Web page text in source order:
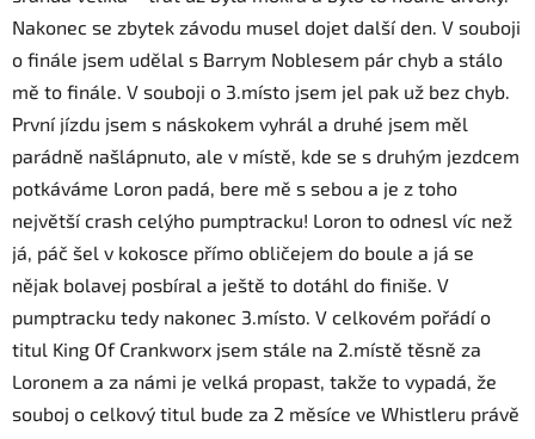
Nakonec se zbytek závodu musel dojet další den. V souboji
o finále jsem udělal s Barrym Noblesem pár chyb a stálo
mě to finále. V souboji o 3.místo jsem jel pak už bez chyb.
První jízdu jsem s náskokem vyhrál a druhé jsem měl
parádně našlápnuto, ale v místě, kde se s druhým jezdcem
potkáváme Loron padá, bere mě s sebou a je z toho
největší crash celýho pumptracku! Loron to odnesl víc než
já, páč šel v kokosce přímo obličejem do boule a já se
nějak bolavej posbíral a ještě to dotáhl do finiše. V
pumptracku tedy nakonec 3.místo. V celkovém pořádí o
titul King Of Crankworx jsem stále na 2.místě těsně za
Loronem a za námi je velká propast, takže to vypadá, že
souboj o celkový titul bude za 2 měsíce ve Whistleru právě